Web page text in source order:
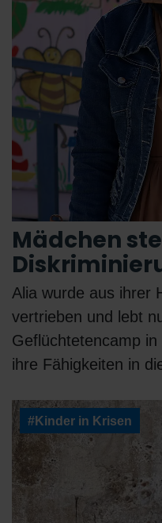
Mädchen
Alia wurde aus ihrer
vertrieben und lebt
Geflüchtetencamp
ihre Fähigkeiten in
#Kinder in Krisen